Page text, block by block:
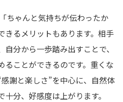
ちゃんと気持ちが伝わったか
きるメリットもあります。相手
分から一歩踏み出すことで、
ることができるのです。重くな
謝と楽しさ”を中心に、自然体
分、好感度は上がります。